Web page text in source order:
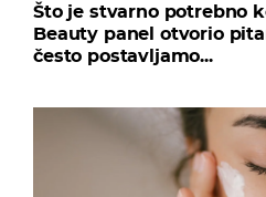
Što je stvarno potrebno
Beauty panel otvorio
često postavljamo...